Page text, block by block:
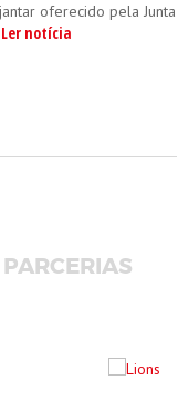
oferecido pela Junta
Ler notícia